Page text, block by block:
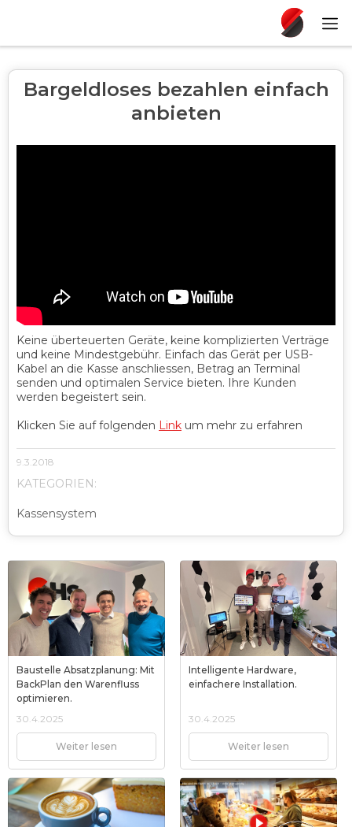
Bargeldloses bezahlen einfach
anbieten
Keine überteuerten Geräte, keine komplizierten Verträge
und keine Mindestgebühr. Einfach das Gerät per USB-
Kabel an die Kasse anschliessen, Betrag an Terminal
senden und optimalen Service bieten. Ihre Kunden
werden begeistert sein.
Klicken Sie auf folgenden Link um mehr zu erfahren
9.3.2018
KATEGORIEN:
Kassensystem
Baustelle Absatzplanung: Mit
BackPlan den Warenfluss
optimieren.
30.4.2025
Weiter lesen
Intelligente Hardware,
einfachere Installation.
30.4.2025
Weiter lesen